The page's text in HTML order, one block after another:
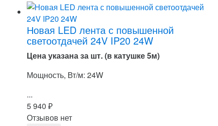
Новая LED лента с повышенной
светоотдачей 24V IP20 24W
Цена указана за шт. (в катушке 5м)
Мощность, Вт/м: 24W
...
5 940 ₽
Отзывов нет